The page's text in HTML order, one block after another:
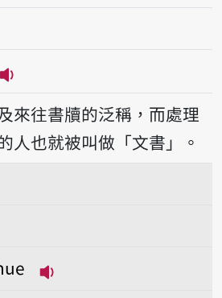
播放音讀bûn-su
來往書牘的泛稱，而處理
人也就被叫做「文書」。